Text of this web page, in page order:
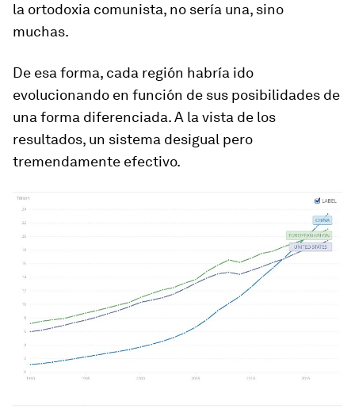
la ortodoxia comunista, no sería una, sino
muchas.
De esa forma, cada región habría ido
evolucionando en función de sus posibilidades de
una forma diferenciada. A la vista de los
resultados, un sistema desigual pero
tremendamente efectivo.